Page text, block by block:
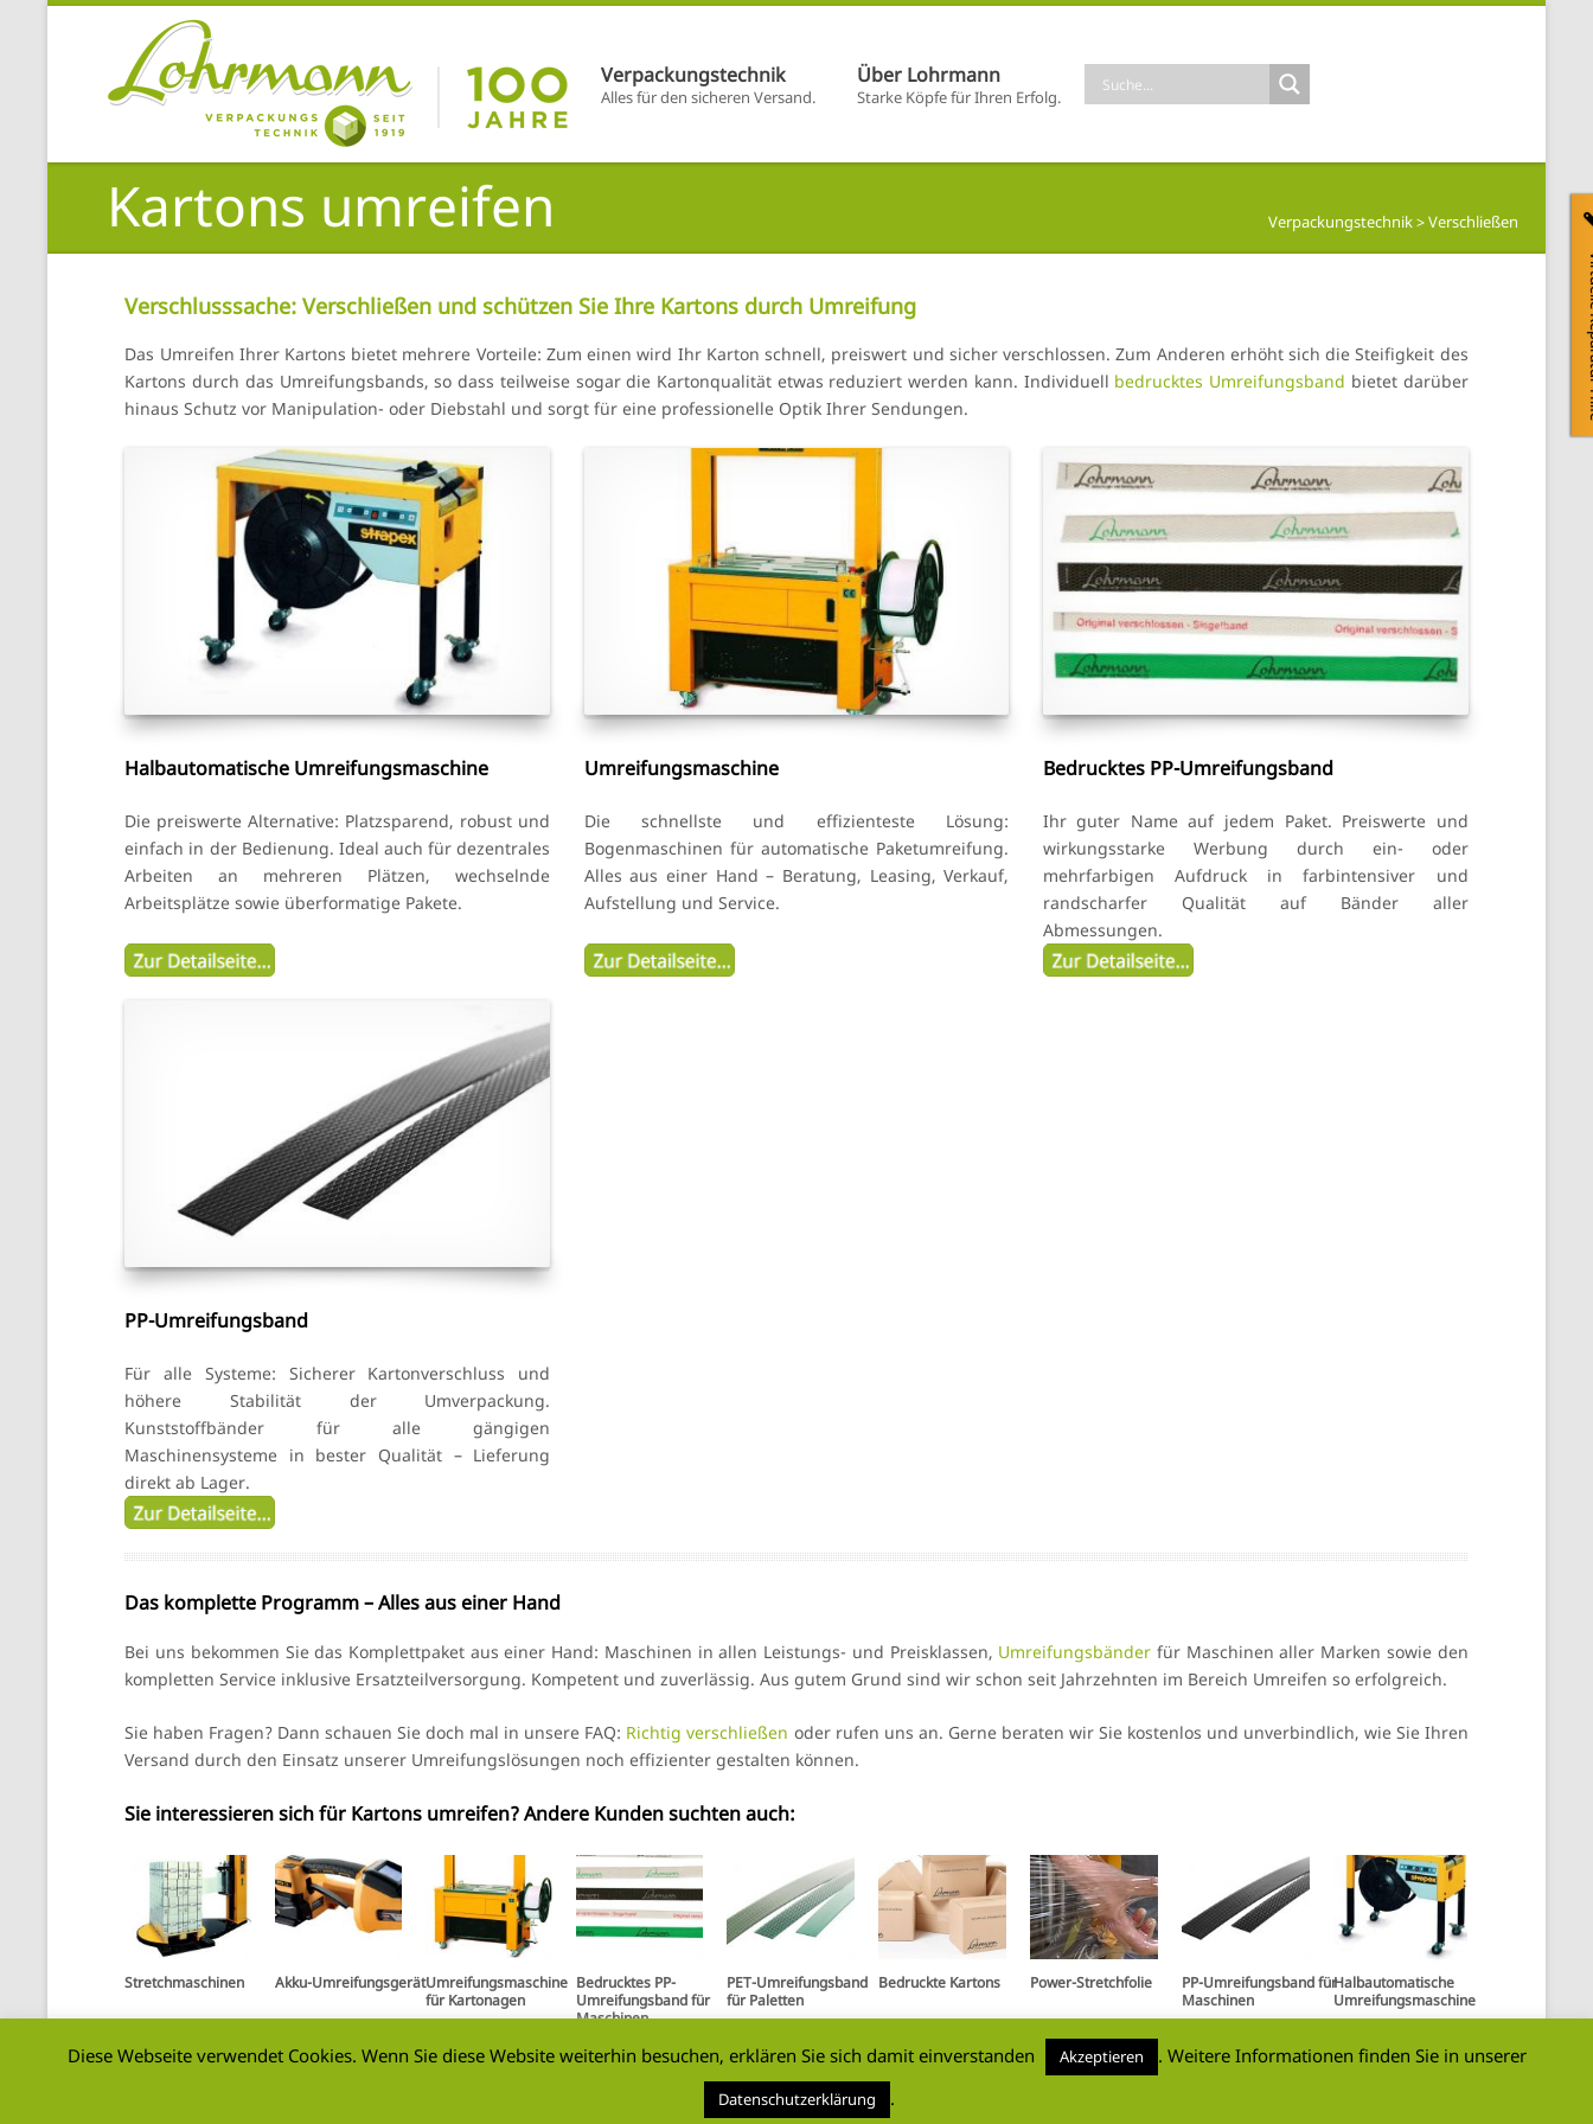
Verpackungstechnik
Alles für den sicheren Versand.
Über Lohrmann
Starke Köpfe für Ihren Erfolg.
Kartons umreifen Verpackungstechnik>Verschließen
Verschlusssache: Verschließen und schützen Sie Ihre Kartons durch Umreifung
Das Umreifen Ihrer Kartons bietet mehrere Vorteile: Zum einen wird Ihr Karton schnell, preiswert und sicher verschlossen. Zum Anderen erhöht sich die Steifigkeit des
Kartons durch das Umreifungsbands, so dass teilweise sogar die Kartonqualität etwas reduziert werden kann. Individuell bedrucktes Umreifungsband bietet darüber
hinaus Schutz vor Manipulation- oder Diebstahl und sorgt für eine professionelle Optik Ihrer Sendungen.
Halbautomatische Umreifungsmaschine
Die preiswerte Alternative: Platzsparend, robust und
einfach in der Bedienung. Ideal auch für dezentrales
Arbeiten an mehreren Plätzen, wechselnde
Arbeitsplätze sowie überformatige Pakete.
Umreifungsmaschine
Die schnellste und effizienteste Lösung:
Bogenmaschinen für automatische Paketumreifung.
Alles aus einer Hand – Beratung, Leasing, Verkauf,
Aufstellung und Service.
Bedrucktes PP-Umreifungsband
Ihr guter Name auf jedem Paket. Preiswerte und
wirkungsstarke Werbung durch ein- oder
mehrfarbigen Aufdruck in farbintensiver und
randscharfer Qualität auf Bänder aller
Abmessungen.
PP-Umreifungsband
Für alle Systeme: Sicherer Kartonverschluss und
höhere Stabilität der Umverpackung.
Kunststoffbänder für alle gängigen
Maschinensysteme in bester Qualität – Lieferung
direkt ab Lager.
Das komplette Programm – Alles aus einer Hand
Bei uns bekommen Sie das Komplettpaket aus einer Hand: Maschinen in allen Leistungs- und Preisklassen, Umreifungsbänder für Maschinen aller Marken sowie den
kompletten Service inklusive Ersatzteilversorgung. Kompetent und zuverlässig. Aus gutem Grund sind wir schon seit Jahrzehnten im Bereich Umreifen so erfolgreich.
Sie haben Fragen? Dann schauen Sie doch mal in unsere FAQ: Richtig verschließen oder rufen uns an. Gerne beraten wir Sie kostenlos und unverbindlich, wie Sie Ihren
Versand durch den Einsatz unserer Umreifungslösungen noch effizienter gestalten können.
Sie interessieren sich für Kartons umreifen? Andere Kunden suchten auch:
Stretchmaschinen Akku-UmreifungsgerätUmreifungsmaschine
für Kartonagen
Bedrucktes PP-
Umreifungsband für
Maschinen
PET-Umreifungsband
für Paletten
Bedruckte Kartons Power-Stretchfolie
PP-Umreifungsband für
Maschinen
Halbautomatische
Umreifungsmaschine
Carl Lohrmann GmbH
07161 / 933 93-0
Kontakt
Diese Webseite verwendet Cookies. Wenn Sie diese Website weiterhin besuchen, erklären Sie sich damit einverstanden Akzeptieren . Weitere Informationen finden Sie in unserer
Datenschutzerklärung .